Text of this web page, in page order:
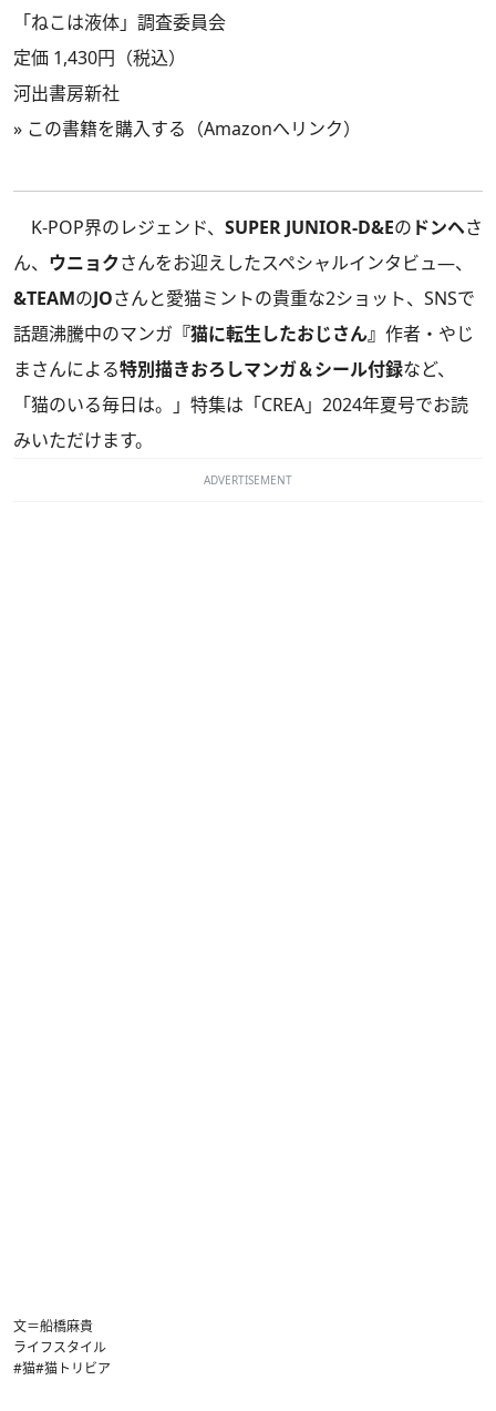
「ねこは液体」調査委員会
定価 1,430円（税込）
河出書房新社
» この書籍を購入する（Amazonへリンク）
K-POP界のレジェンド、 SUPER JUNIOR-D&Eの ドンヘさ
ん、 ウニョクさんをお迎えしたスペシャルインタビュ―、
&TEAMのJOさんと愛猫ミントの貴重な2ショット、SNSで
話題沸騰中のマンガ 『猫に転生したおじさん』 作者・やじ
まさんによる特別描きおろしマンガ＆シール付録など、
「猫のいる毎日は。」特集は 「CREA」2024年夏号でお読
みいただけます。
ADVERTISEMENT
文＝船橋麻貴
ライフスタイル
#猫#猫トリビア